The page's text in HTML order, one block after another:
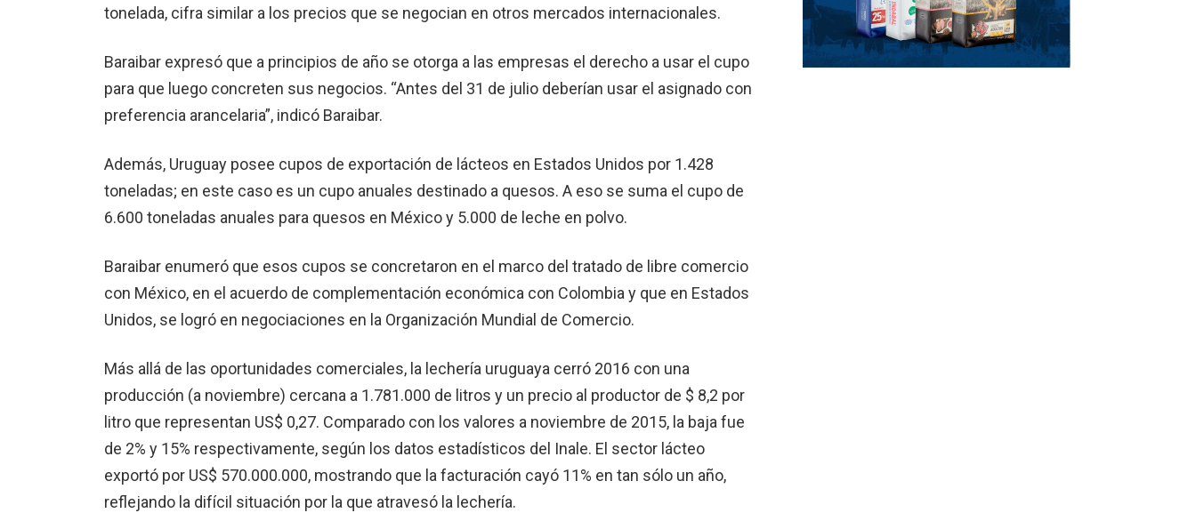
tonelada, cifra similar a los precios que se negocian en otros mercados internacionales.
Baraibar expresó que a principios de año se otorga a las empresas el derecho a usar el cupo
para que luego concreten sus negocios. “Antes del 31 de julio deberían usar el asignado con
preferencia arancelaria”, indicó Baraibar.
Además, Uruguay posee cupos de exportación de lácteos en Estados Unidos por 1.428
toneladas; en este caso es un cupo anuales destinado a quesos. A eso se suma el cupo de
6.600 toneladas anuales para quesos en México y 5.000 de leche en polvo.
Baraibar enumeró que esos cupos se concretaron en el marco del tratado de libre comercio
con México, en el acuerdo de complementación económica con Colombia y que en Estados
Unidos, se logró en negociaciones en la Organización Mundial de Comercio.
Más allá de las oportunidades comerciales, la lechería uruguaya cerró 2016 con una
producción (a noviembre) cercana a 1.781.000 de litros y un precio al productor de $ 8,2 por
litro que representan US$ 0,27. Comparado con los valores a noviembre de 2015, la baja fue
de 2% y 15% respectivamente, según los datos estadísticos del Inale. El sector lácteo
exportó por US$ 570.000.000, mostrando que la facturación cayó 11% en tan sólo un año,
reflejando la difícil situación por la que atravesó la lechería.